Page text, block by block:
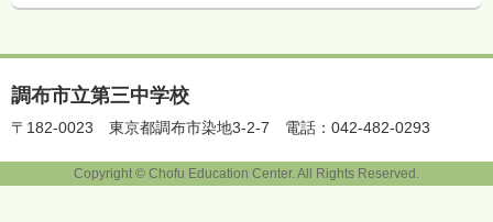
調布市立第三中学校
〒182-0023 東京都調布市染地3-2-7 電話：042-482-0293
Copyright © Chofu Education Center. All Rights Reserved.